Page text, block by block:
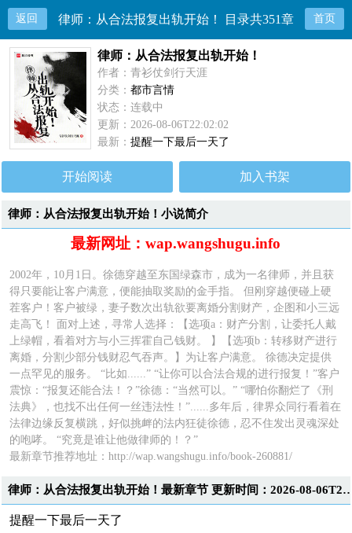
返回 律师：从合法报复出轨开始！ 目录共351章 首页
律师：从合法报复出轨开始！
作者：青衫仗剑行天涯
分类：都市言情
状态：连载中
更新：2026-08-06T22:02:02
最新：提醒一下最后一天了
开始阅读 加入书架
律师：从合法报复出轨开始！小说简介
最新网址：wap.wangshugu.info
2002年，10月1日。徐德穿越至东国绿森市，成为一名律师，并且获
得只要能让客户满意，便能抽取奖励的金手指。 但刚穿越便碰上硬
茬客户！客户被绿，妻子数次出轨欲要离婚分割财产，企图和小三远
走高飞！ 面对上述，寻常人选择：【选项a：财产分割，让委托人戴
上绿帽，看着对方与小三挥霍自己钱财。 】【选项b：转移财产进行
离婚，分割少部分钱财忍气吞声。】为让客户满意。 徐德决定提供
一点罕见的服务。 “比如......” “让你可以合法合规的进行报复！”客户
震惊：“报复还能合法！？”徐德：“当然可以。” “哪怕你翻烂了《刑
法典》，也找不出任何一丝违法性！”......多年后，律界众同行看着在
法律边缘反复横跳，好似挑衅的法内狂徒徐德，忍不住发出灵魂深处
的咆哮。 “究竟是谁让他做律师的！？”
最新章节推荐地址：http://wap.wangshugu.info/book-260881/
律师：从合法报复出轨开始！最新章节 更新
提醒一下最后一天了